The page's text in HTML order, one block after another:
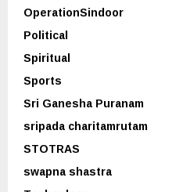
OperationSindoor
Political
Spiritual
Sports
Sri Ganesha Puranam
sripada charitamrutam
STOTRAS
swapna shastra